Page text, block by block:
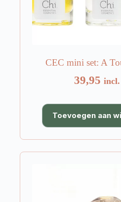
CEC mini set: A
39,95
Toevoegen aan